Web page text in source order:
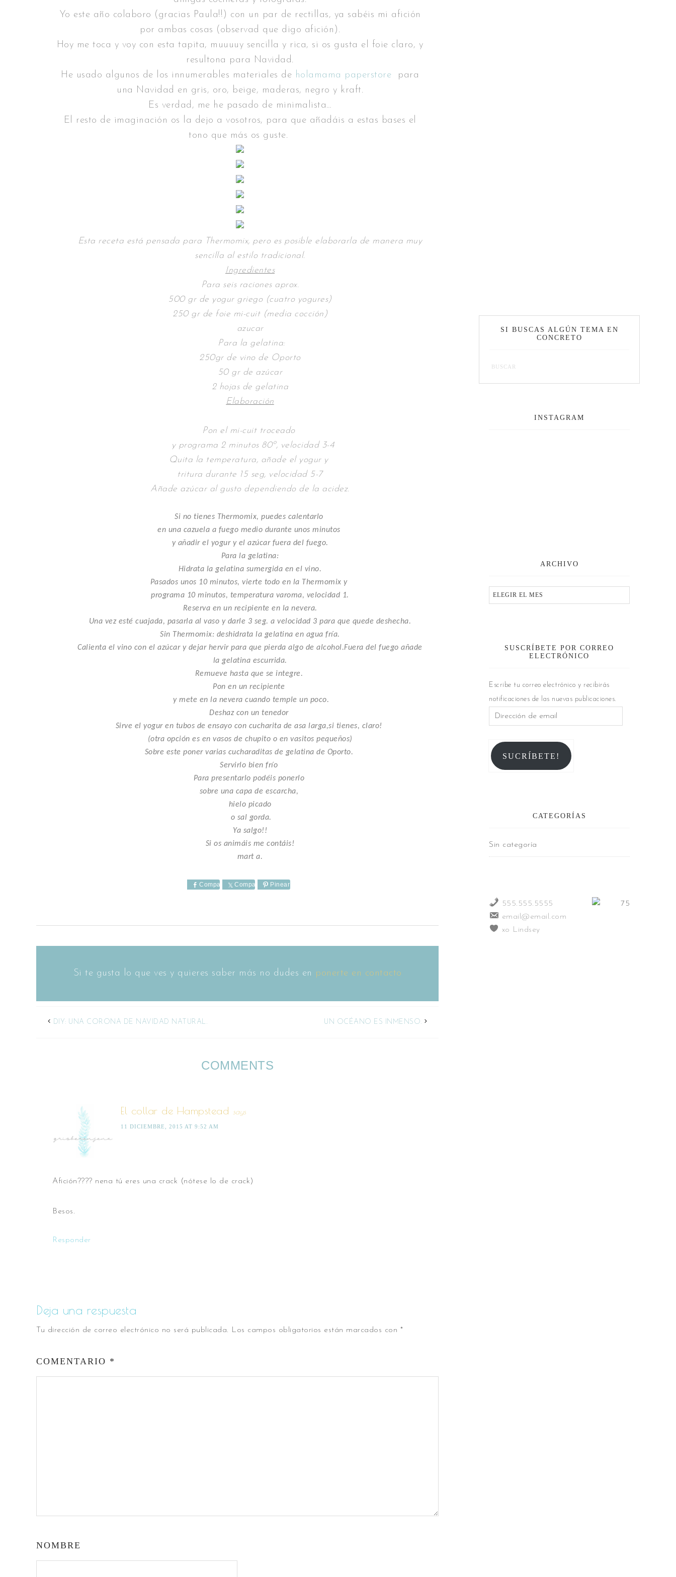
Yo este año colaboro (gracias Paula!!) con un par de rectillas, ya sabéis mi afición
por ambas cosas (observad que digo afición).
Hoy me toca y voy con esta tapita, muuuuy sencilla y rica, si os gusta el foie claro, y
resultona para Navidad.
He usado algunos de los innumerables materiales de holamama paperstore
para
una Navidad en gris, oro, beige, maderas, negro y kraft.
Es verdad, me he pasado de minimalista…
El resto de imaginación os la dejo a vosotros, para que añadáis a estas bases el
tono que más os guste.
Esta receta está pensada para Thermomix, pero es posible elaborarla de manera muy
sencilla al estilo tradicional.
Ingredientes
Para seis raciones aprox.
500 gr de yogur griego (cuatro yogures)
250 gr de foie mi-cuit (media cocción)
azucar
Para la gelatina:
250gr de vino de Oporto
50 gr de azúcar
2 hojas de gelatina
Elaboración
Pon el mi-cuit troceado
y programa 2 minutos 80º, velocidad 3-4
Quita la temperatura, añade el yogur y
tritura durante 15 seg, velocidad 5-7
Añade azúcar al gusto dependiendo de la acidez.
Si no tienes Thermomix, puedes calentarlo
en una cazuela a fuego medio durante unos minutos
y añadir el yogur y el azúcar fuera del fuego.
Para la gelatina:
Hidrata la gelatina sumergida en el vino.
Pasados unos 10 minutos, vierte todo en la Thermomix y
programa 10 minutos, temperatura varoma, velocidad 1.
Reserva en un recipiente en la nevera.
Una vez esté cuajada, pasarla al vaso y darle 3 seg. a velocidad 3 para que quede deshecha.
Sin Thermomix: deshidrata la gelatina en agua fría.
Calienta el vino con el azúcar y dejar hervir para que pierda algo de alcohol.Fuera del fuego añade
la gelatina escurrida.
Remueve hasta que se integre.
Pon en un recipiente
y mete en la nevera cuando temple un poco.
Deshaz con un tenedor
Sirve el yogur en tubos de ensayo con cucharita de asa larga,si tienes, claro!
(otra opción es en vasos de chupito o en vasitos pequeños)
Sobre este poner varias cucharaditas de gelatina de Oporto.
Servirlo bien frío
Para presentarlo podéis ponerlo
sobre una capa de escarcha,
hielo picado
o sal gorda.
Ya salgo!!
Si os animáis me contáis!
mart a.
Comparte Comparte Pinear
Si te gusta lo que ves y quieres saber más no dudes en ponerte en contacto
DIY: UNA CORONA DE NAVIDAD NATURAL. UN OCÉANO ES INMENSO.
COMMENTS
El collar de Hampstead says
11 DICIEMBRE, 2015 AT 9:52 AM
Afición???? nena tú eres una crack (nótese lo de crack)
Besos.
Responder
Deja una respuesta
Tu dirección de correo electrónico no será publicada. Los campos obligatorios están marcados con *
COMENTARIO *
NOMBRE
SI BUSCAS ALGÚN TEMA EN
CONCRETO
INSTAGRAM
ARCHIVO
SUSCRÍBETE POR CORREO
ELECTRÓNICO
Escribe tu correo electrónico y recibirás
notificaciones de las nuevas publicaciones.
SUCRÍBETE!
CATEGORÍAS
Sin categoría
555.555.5555
email@email.com
xo Lindsey